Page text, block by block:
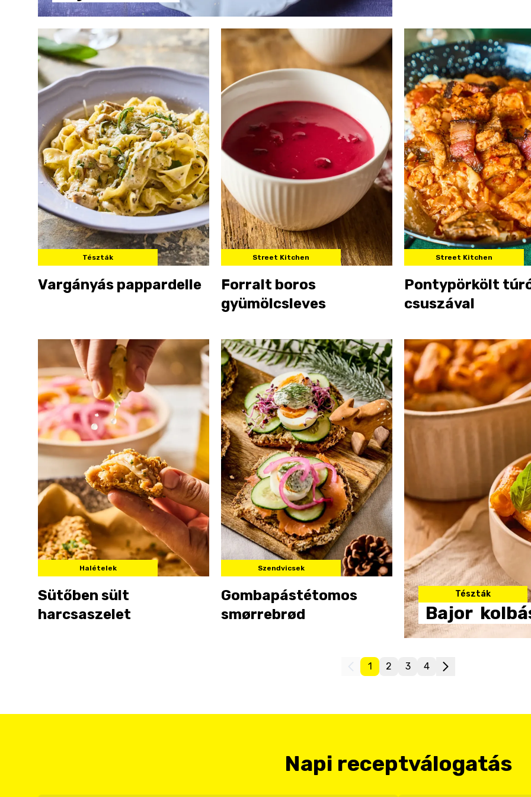
Tészták
Vargányás pappardelle
Street Kitchen
Forralt boros
gyümölcsleves
Street Kitchen
Pontypörkölt
csuszával
Halételek
Sütőben sült
harcsaszelet
Szendvicsek
Gombapástétomos
smørrebrød
Tészták
Bajor
1 2 3 4
Napi receptválogatás